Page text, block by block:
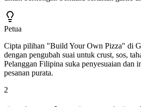
Petua
Cipta pilihan "Build Your Own Pizza" di
dengan pengubah suai untuk crust, sos,
Pelanggan Filipina suka penyesuaian dan
pesanan purata.
2